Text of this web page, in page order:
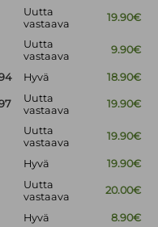
Uutta
vastaava
19.90€
Uutta
vastaava
9.90€
Hyvä 18.90€
Uutta
vastaava
19.90€
Uutta
vastaava
19.90€
Hyvä 19.90€
Uutta
vastaava
20.00€
Hyvä 8.90€